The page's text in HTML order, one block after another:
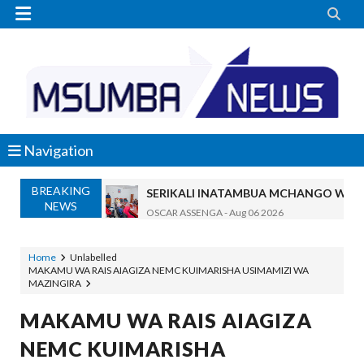
 
Navigation
BREAKING
NEWS
SERIKALI INATAMBUA MCHANGO WA
OSCAR ASSENGA - Aug 06 2026
BRELA YATOA ELIMU YA URASIMISHAJI
DC Mtambule Ataka Watu Wafichue
OSCAR ASSENGA- Aug 06 2026
Maisha Yangu Yalikuwa Kwenye Giza
Home
Unlabelled
MAKAMU WA RAIS AIAGIZA NEMC KUIMARISHA USIMAMIZI WA
MAZINGIRA
MAKAMU WA RAIS AIAGIZA
NEMC KUIMARISHA